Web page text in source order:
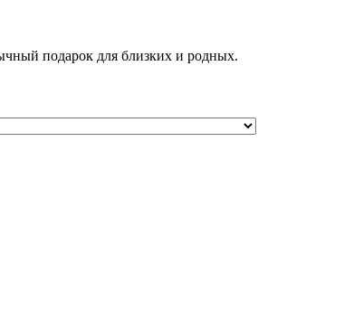
подарок для близких и родных.